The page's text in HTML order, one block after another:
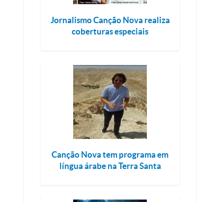
Jornalismo Canção Nova realiza
coberturas especiais
Canção Nova tem programa em
língua árabe na Terra Santa